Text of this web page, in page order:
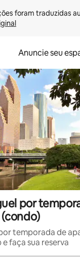
Anuncie seu
por
temporada de
faça sua reserva